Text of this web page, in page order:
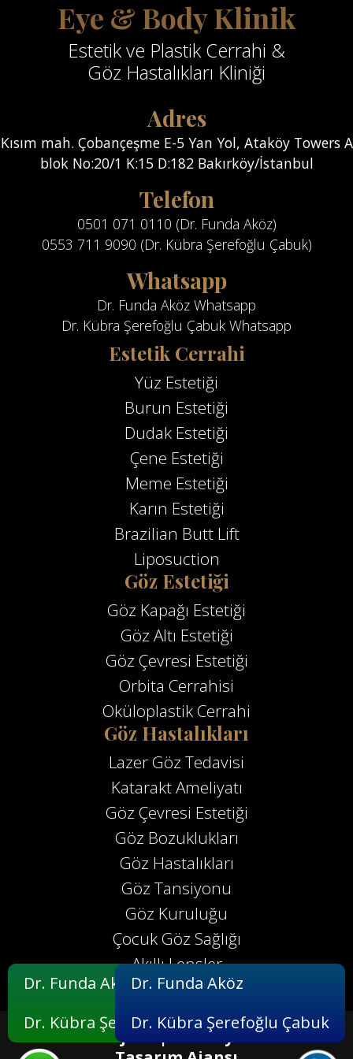
Eye & Body Klinik
Estetik ve Plastik Cerrahi &
Göz Hastalıkları Kliniği
Adres
Kısım mah. Çobançeşme E-5 Yan Yol, Ataköy Towers A
blok No:20/1 K:15 D:182 Bakırköy/İstanbul
Telefon
0501 071 0110 (Dr. Funda Aköz)
0553 711 9090 (Dr. Kübra Şerefoğlu Çabuk)
Whatsapp
Dr. Funda Aköz Whatsapp
Dr. Kübra Şerefoğlu Çabuk Whatsapp
Estetik Cerrahi
Yüz Estetiği
Burun Estetiği
Dudak Estetiği
Çene Estetiği
Meme Estetiği
Karın Estetiği
Brazilian Butt Lift
Liposuction
Göz Estetiği
Göz Kapağı Estetiği
Göz Altı Estetiği
Göz Çevresi Estetiği
Orbita Cerrahisi
Oküloplastik Cerrahi
Göz Hastalıkları
Lazer Göz Tedavisi
Katarakt Ameliyatı
Göz Çevresi Estetiği
Göz Bozuklukları
Göz Hastalıkları
Göz Tansiyonu
Göz Kuruluğu
Çocuk Göz Sağlığı
Akıllı Lensler
Maksimum Ajans |
Profesyonel Website
Dr. Funda Aköz
Dr. Kübra Şerefoğlu Çabuk
Dr. Funda Aköz
Dr. Kübra Şerefoğlu Çabuk